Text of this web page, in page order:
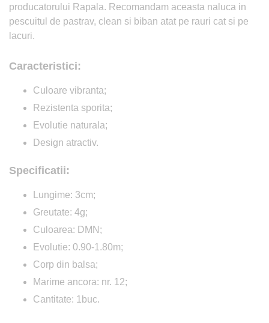
producatorului Rapala. Recomandam aceasta naluca in
pescuitul de pastrav, clean si biban atat pe rauri cat si pe
lacuri.
Caracteristici:
Culoare vibranta;
Rezistenta sporita;
Evolutie naturala;
Design atractiv.
Specificatii:
Lungime: 3cm;
Greutate: 4g;
Culoarea: DMN;
Evolutie: 0.90-1.80m;
Corp din balsa;
Marime ancora: nr. 12;
Cantitate: 1buc.